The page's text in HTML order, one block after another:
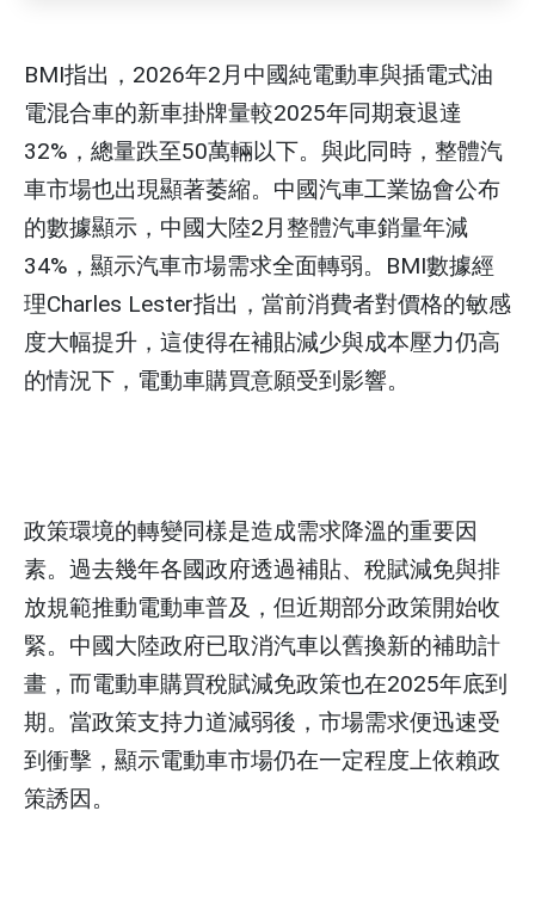
BMI指出，2026年2月中國純電動車與插電式油
電混合車的新車掛牌量較2025年同期衰退達
32%，總量跌至50萬輛以下。與此同時，整體汽
車市場也出現顯著萎縮。中國汽車工業協會公布
的數據顯示，中國大陸2月整體汽車銷量年減
34%，顯示汽車市場需求全面轉弱。BMI數據經
理Charles Lester指出，當前消費者對價格的敏感
度大幅提升，這使得在補貼減少與成本壓力仍高
的情況下，電動車購買意願受到影響。
政策環境的轉變同樣是造成需求降溫的重要因
素。過去幾年各國政府透過補貼、稅賦減免與排
放規範推動電動車普及，但近期部分政策開始收
緊。中國大陸政府已取消汽車以舊換新的補助計
畫，而電動車購買稅賦減免政策也在2025年底到
期。當政策支持力道減弱後，市場需求便迅速受
到衝擊，顯示電動車市場仍在一定程度上依賴政
策誘因。